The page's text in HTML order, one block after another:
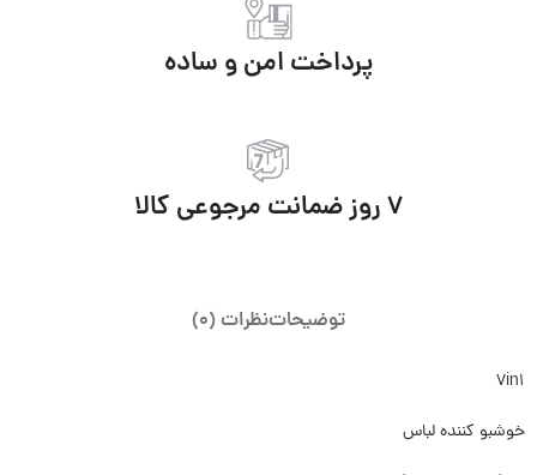
پرداخت امن و ساده
7 روز ضمانت مرجوعی کالا
توضیحاتنظرات (0)
7in1
خوشبو کننده لباس